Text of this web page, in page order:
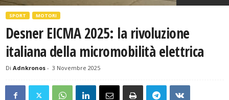
SPORT MOTORI
Desner EICMA 2025: la rivoluzione
italiana della micromobilità elettrica
Di Adnkronos - 3 Novembre 2025